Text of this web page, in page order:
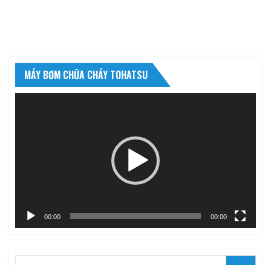
MÁY BƠM CHỮA CHÁY TOHATSU
00:00 00:00